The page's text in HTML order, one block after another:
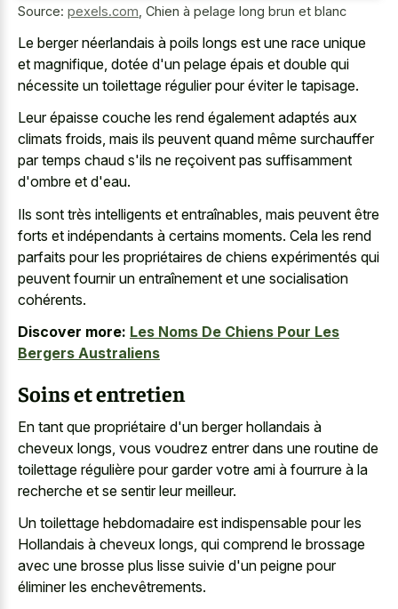
Source: pexels.com Chien à pelage long brun et blanc
Le berger néerlandais à poils longs est une race unique
et magnifique, dotée d'un pelage épais et double qui
nécessite un toilettage régulier pour éviter le tapisage.
Leur épaisse couche les rend également adaptés aux
climats froids, mais ils peuvent quand même surchauffer
par temps chaud s'ils ne reçoivent pas suffisamment
d'ombre et d'eau.
Ils sont très intelligents et entraînables, mais peuvent être
forts et indépendants à certains moments. Cela les rend
parfaits pour les propriétaires de chiens expérimentés qui
peuvent fournir un entraînement et une socialisation
cohérents.
Discover more: Les Noms De Chiens Pour Les
Bergers Australiens
Soins et entretien
En tant que propriétaire d'un berger hollandais à
cheveux longs, vous voudrez entrer dans une routine de
toilettage régulière pour garder votre ami à fourrure à la
recherche et se sentir leur meilleur.
Un toilettage hebdomadaire est indispensable pour les
Hollandais à cheveux longs, qui comprend le brossage
avec une brosse plus lisse suivie d'un peigne pour
éliminer les enchevêtrements.